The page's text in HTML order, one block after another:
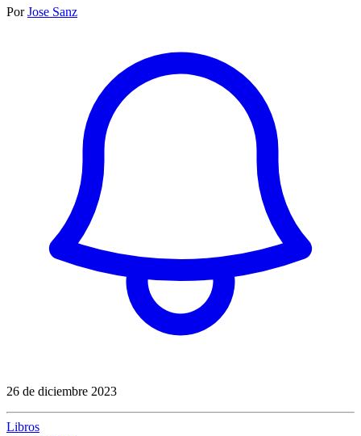
Por Jose Sanz
26 de diciembre 2023
Libros